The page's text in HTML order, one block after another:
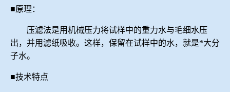
■原理：
压滤法是用机械压力将试样中的重力水与毛细水压
出，并用滤纸吸收。这样，保留在试样中的水，就是*大分
子水。
■技术特点